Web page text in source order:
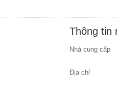
Thông tin
Nhà cung cấp
Địa chỉ